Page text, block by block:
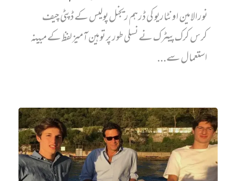
نورالامین اونٹاریو کی ڈرہم ریجنل پولیس کے ڈپٹی چیف
کرس کرک پیٹرک نے نسلی طور پر توہین آمیز لفظ کے مبینہ
استعمال سے...